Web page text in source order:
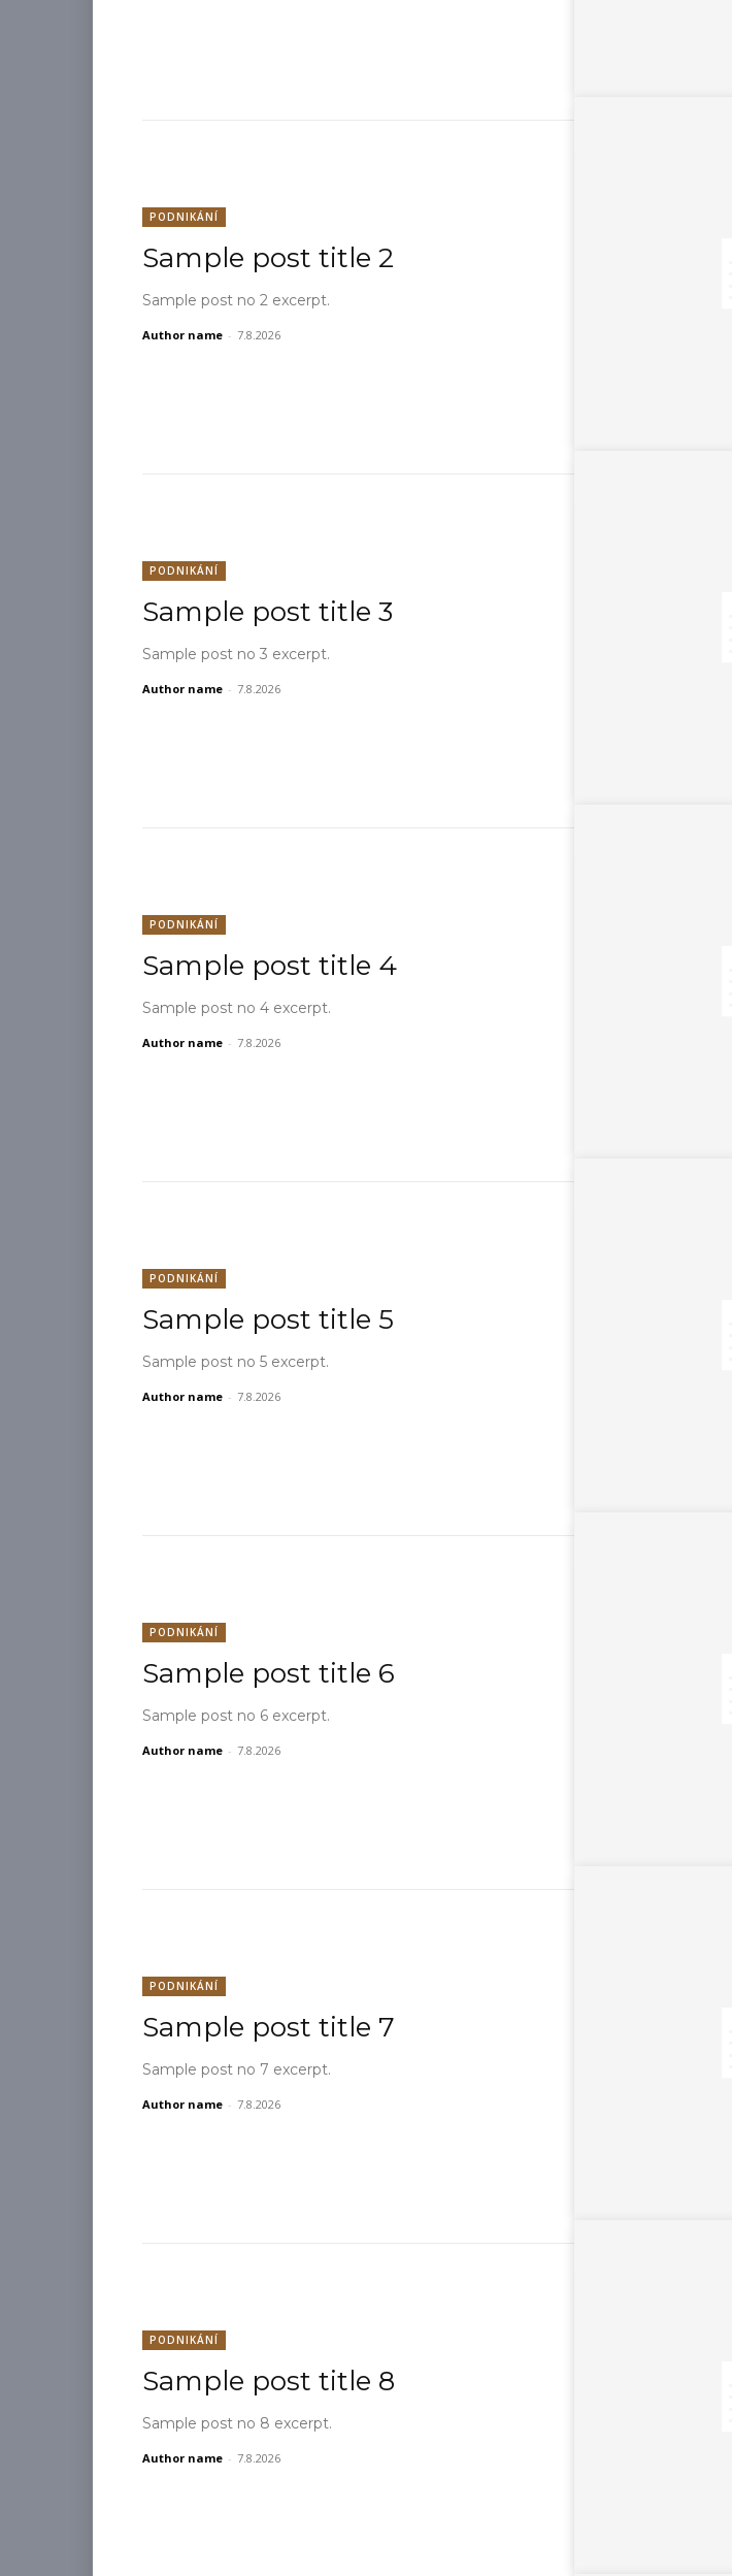
PODNIKÁNÍ
Sample post title 2
Sample post no 2 excerpt.
Author name - 7.8.2026
PODNIKÁNÍ
Sample post title 3
Sample post no 3 excerpt.
Author name - 7.8.2026
PODNIKÁNÍ
Sample post title 4
Sample post no 4 excerpt.
Author name - 7.8.2026
PODNIKÁNÍ
Sample post title 5
Sample post no 5 excerpt.
Author name - 7.8.2026
PODNIKÁNÍ
Sample post title 6
Sample post no 6 excerpt.
Author name - 7.8.2026
PODNIKÁNÍ
Sample post title 7
Sample post no 7 excerpt.
Author name - 7.8.2026
PODNIKÁNÍ
Sample post title 8
Sample post no 8 excerpt.
Author name - 7.8.2026